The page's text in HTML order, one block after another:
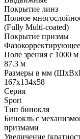
Покрытие линз
Полное
(Fully Multi-coated)
Покрытие призмы
Поле зрения с 1000 м
87.3 м
Размеры в мм
167x134x58
Серия
Sport
Тип бинокля
Бинокль с
призмами
Увеличение